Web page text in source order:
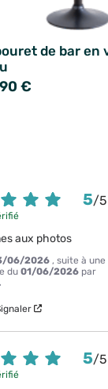
de bar en
€
5/5
aux photos
06/2026 , suite à une
du01/06/2026 par
5/5